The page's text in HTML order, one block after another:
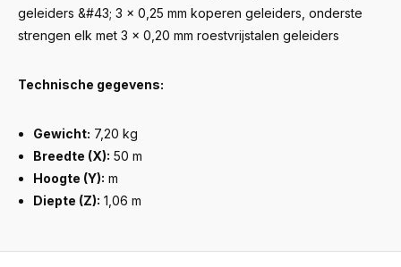
geleiders &#43; 3 x 0,25 mm koperen geleiders, onderste
strengen elk met 3 x 0,20 mm roestvrijstalen geleiders
Technische gegevens:
Gewicht: 7,20 kg
Breedte (X): 50 m
Hoogte (Y): m
Diepte (Z): 1,06 m